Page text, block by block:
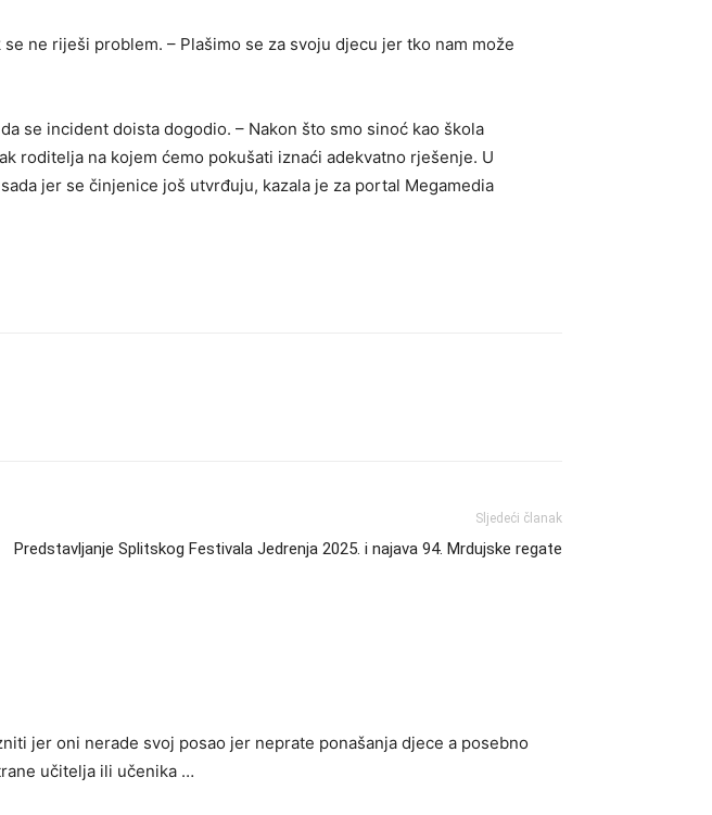
ne riješi problem. – Plašimo se za svoju djecu jer tko nam može
se incident doista dogodio. – Nakon što smo sinoć kao škola
roditelja na kojem ćemo pokušati iznaći adekvatno rješenje. U
jer se činjenice još utvrđuju, kazala je za portal Megamedia
Sljedeći članak
Predstavljanje Splitskog Festivala Jedrenja 2025. i najava 94. Mrdujske regate
jer oni nerade svoj posao jer neprate ponašanja djece a posebno
učitelja ili učenika …